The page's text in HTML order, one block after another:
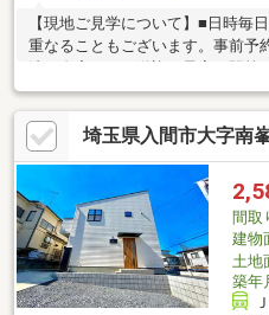
【現地ご見学について】■日時毎
重なることもございます。事前予
来店などご相談ください。ご希望
もご案内します。■ご予約方法随
入ります■その他ご希望条件等を
件以外の物件もご紹介いたします
■住宅ローン。購入資金の相談ご
ら、お客様にあったご融資をご提
ュミレーションもお任せください
埼玉県入間市大字南
間取
建物
土地
築年